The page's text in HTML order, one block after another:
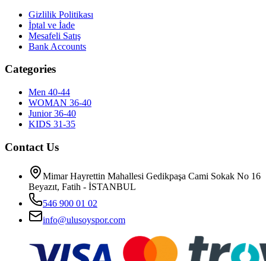
Gizlilik Politikası
İptal ve İade
Mesafeli Satış
Bank Accounts
Categories
Men 40-44
WOMAN 36-40
Junior 36-40
KIDS 31-35
Contact Us
Mimar Hayrettin Mahallesi Gedikpaşa Cami Sokak No 16
Beyazıt, Fatih - İSTANBUL
546 900 01 02
info@ulusoyspor.com